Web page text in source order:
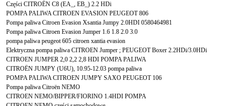
Części CITROËN C8 (EA_, EB_) 2.2 HDi
POMPA PALIWA CITROEN EVASION PEUGEOT 806
Pompa paliwa Citroen Evasion Xsantia Jumpy 2.0HDI 0580464981
Pompa paliwa Citroen Evasion Jumper 1.6 1.8 2.0 3.0
pompa paliwa peugeot 605 citroen xantia evasion
Elektryczna pompa paliwa CITROEN Jumper ; PEUGEOT Boxer 2.2HDi/3.0HDi
CITROEN JUMPER 2,0 2,2 2,8 HDI POMPA PALIWA
CITROËN JUMPY (U6U), 10.95-12.03 pompa paliwa
POMPA PALIWA CITROEN JUMPY SAXO PEUGEOT 106
Pompa paliwa Citroën NEMO
CITROEN NEMO/BIPPER/FIORINO 1.4HDI POMPA